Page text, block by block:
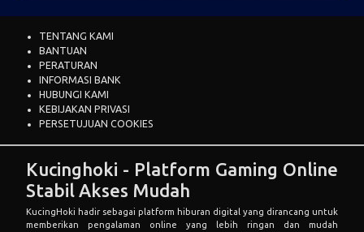
TENTANG KAMI
BANTUAN
PERATURAN
INFORMASI BANK
HUBUNGI KAMI
KEBIJAKAN PRIVASI
PERSETUJUAN COOKIES
Kucinghoki - Platform Gaming Online
Stabil Akses Mudah
KucingHoki hadir sebagai platform hiburan digital yang dirancang untuk
memberikan pengalaman online yang lebih ringan dan mudah